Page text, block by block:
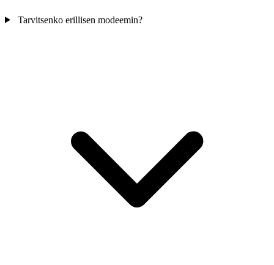
Tarvitsenko erillisen modeemin?